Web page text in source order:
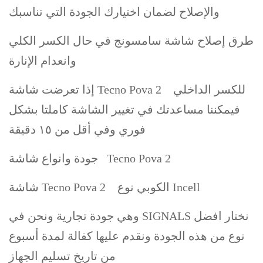
والإصلاح لضمان اختيارك الجودة التي تناسبك
طرق إصلاح شاشة سامسونج في حال الكسر الكلي
وانعدام الإنارة
إذا تعرضت شاشة Tecno Pova 2 للكسر الداخلي
فيمكننا مساعدتك في تغيير الشاشة كاملتا بشكل
فوري وفي أقل من ١٥ دقيقة
جودة وانواع شاشة Tecno Pova 2
شاشة Tecno Pova 2 الكوبي نوع Incell
وهي جودة تجارية ونحن في SIGNALS نختار افضل
نوع من هذه الجودة ونقدم عليها كفالة لمدة أسبوع
من تاريخ تسليم الجهاز